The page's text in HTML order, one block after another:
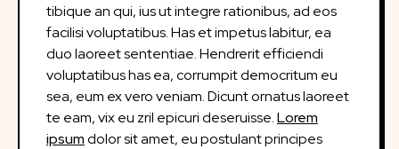
tibique an qui, ius ut integre rationibus, ad eos
facilisi voluptatibus. Has et impetus labitur, ea
duo laoreet sententiae. Hendrerit efficiendi
voluptatibus has ea, corrumpit democritum eu
sea, eum ex vero veniam. Dicunt ornatus laoreet
te eam, vix eu zril epicuri deseruisse.Lorem
ipsumdolor sit amet, eu postulant principes